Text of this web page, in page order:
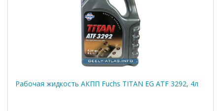
Рабочая жидкость АКПП Fuchs TITAN EG ATF 3292, 4л